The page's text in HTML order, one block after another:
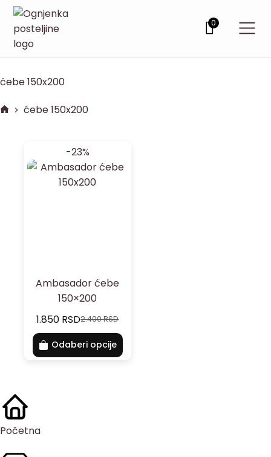
0
ćebe 150x200
ćebe 150x200
-23%
Ambasador ćebe
150×200
2.400RSD
1.850 RSD
Odaberi opcije
Početna